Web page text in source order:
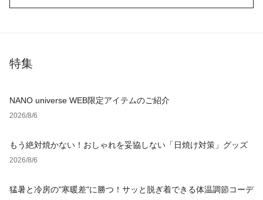
特集
NANO universe WEB限定アイテムのご紹介
2026/8/6
もう絶対焼かない！おしゃれを妥協しない「日焼け対策」グッズ
2026/8/6
猛暑と冷房の"寒暖差"に勝つ！サッと脱ぎ着できる体温調節コーデ